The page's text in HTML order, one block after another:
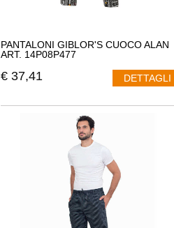
PANTALONI GIBLOR'S CUOCO ALAN
ART. 14P08P477
€ 37,41 DETTAGLI